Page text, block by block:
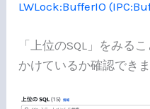
LWLock:BufferIO
「上位のSQL」をみる
かけているか確認できま